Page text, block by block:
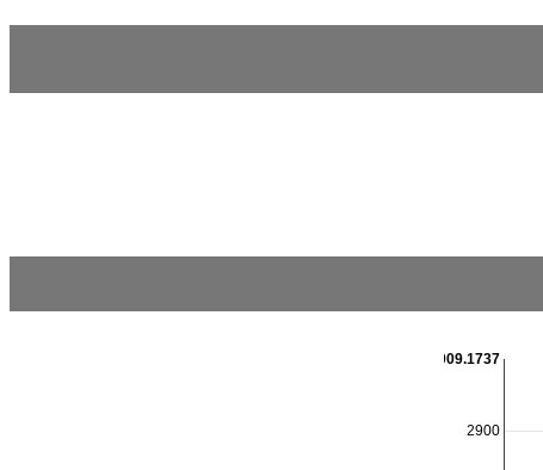
2900
2909.1737